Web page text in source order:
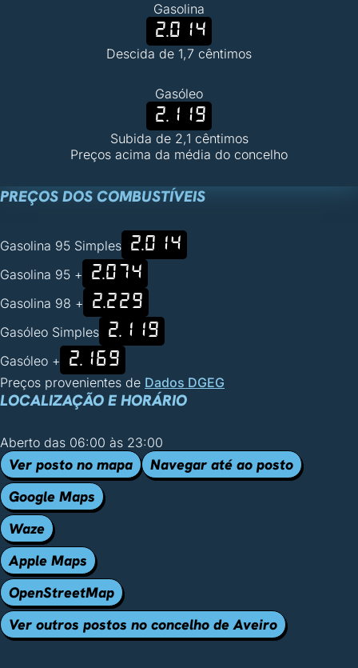
Gasolina
2.014
Descida de 1,7 cêntimos
Gasóleo
2.119
Subida de 2,1 cêntimos
Preços acima da média do concelho
PREÇOS DOS COMBUSTÍVEIS
Gasolina 95 Simples 2.014
Gasolina 95 + 2.074
Gasolina 98 + 2.229
Gasóleo Simples 2.119
Gasóleo + 2.169
Preços provenientes de Dados DGEG
LOCALIZAÇÃO E HORÁRIO
Aberto das 06:00 às 23:00
Ver posto no mapa
Navegar até ao posto
Google Maps
Waze
Apple Maps
OpenStreetMap
Ver outros postos no concelho de Aveiro